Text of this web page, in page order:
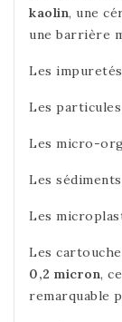
kaolin, une
une barrière
Les impuretés
Les
Les micro-
Les sédiments
Les
Les
0,2 micron,
remarquable